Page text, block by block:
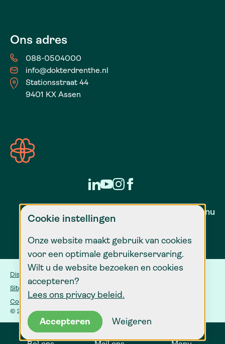
Cookie instellingen
Onze website maakt gebruik van cookies
voor een optimale gebruikerservaring.
Wilt u de website bezoeken en cookies
accepteren?
Lees ons privacy beleid.
Accepteren Weigeren
Ons adres
088-0504000
info@dokterdrenthe.nl
Stationsstraat 44
9401 KX Assen
Zorg voor nu
Disclaimer
Sitemap
Cookie instellingen
© 2026 Dokter Drenthe